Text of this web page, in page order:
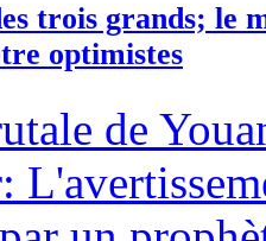
trois grands; le
optimistes